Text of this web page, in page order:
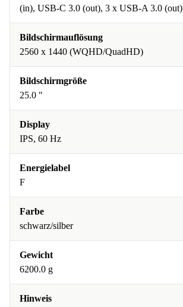
(in), USB-C 3.0 (out), 3 x USB-A 3.0 (out)
Bildschirmauflösung
2560 x 1440 (WQHD/QuadHD)
Bildschirmgröße
25.0 "
Display
IPS, 60 Hz
Energielabel
F
Farbe
schwarz/silber
Gewicht
6200.0 g
Hinweis